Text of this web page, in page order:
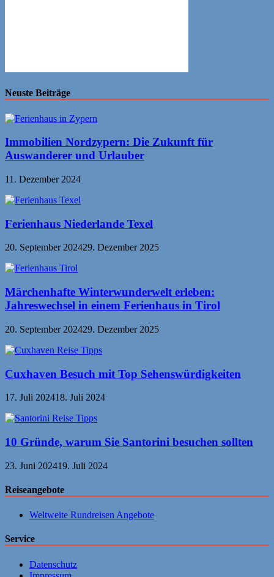
Neuste Beiträge
Immobilien Nordzypern: Die Zukunft für
Auswanderer und Urlauber
11. Dezember 2024
Ferienhaus Niederlande Texel
20. September 202429. Dezember 2025
Märchenhafte Winterwunderwelt erleben:
Jahreswechsel in einem Ferienhaus in Tirol
20. September 202429. Dezember 2025
Cuxhaven Besuch mit Top Sehenswürdigkeiten
17. Juli 202418. Juli 2024
10 Gründe, warum Sie Santorini besuchen sollten
23. Juni 202419. Juli 2024
Reiseangebote
Weltweite Rundreisen Angebote
Service
Datenschutz